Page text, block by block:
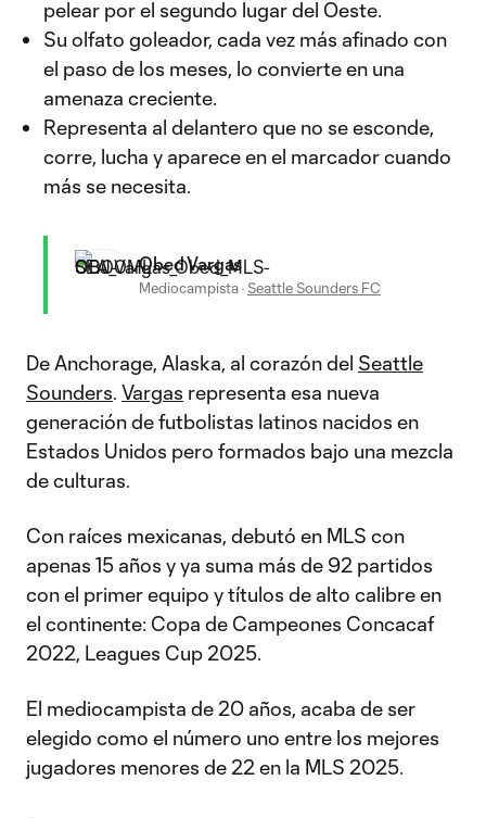
pelear por el segundo lugar del Oeste.
Su olfato goleador, cada vez más afinado con
el paso de los meses, lo convierte en una
amenaza creciente.
Representa al delantero que no se esconde,
corre, lucha y aparece en el marcador cuando
más se necesita.
Obed Vargas
Mediocampista· Seattle Sounders FC
De Anchorage, Alaska, al corazón del Seattle
Sounders. Vargas representa esa nueva
generación de futbolistas latinos nacidos en
Estados Unidos pero formados bajo una mezcla
de culturas.
Con raíces mexicanas, debutó en MLS con
apenas 15 años y ya suma más de 92 partidos
con el primer equipo y títulos de alto calibre en
el continente: Copa de Campeones Concacaf
2022, Leagues Cup 2025.
El mediocampista de 20 años, acaba de ser
elegido como el número uno entre los mejores
jugadores menores de 22 en la MLS 2025.